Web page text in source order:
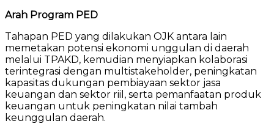
Arah Program PED
Tahapan PED yang dilakukan OJK antara lain
memetakan potensi ekonomi unggulan di daerah
melalui TPAKD, kemudian menyiapkan kolaborasi
terintegrasi dengan multistakeholder, peningkatan
kapasitas dukungan pembiayaan sektor jasa
keuangan dan sektor riil, serta pemanfaatan produk
keuangan untuk peningkatan nilai tambah
keunggulan daerah.